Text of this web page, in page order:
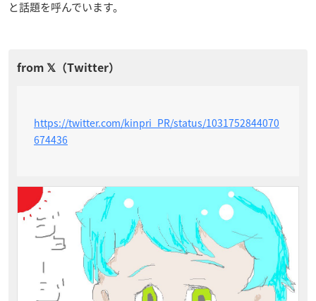
と話題を呼んでいます。
https://twitter.com/kinpri_PR/status/1031752844070
674436